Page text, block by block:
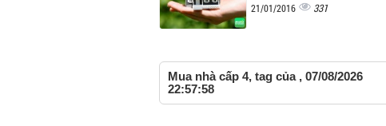
21/01/2016 331
Mua nhà cấp 4, tag của , 07/08/2026
22:57:58